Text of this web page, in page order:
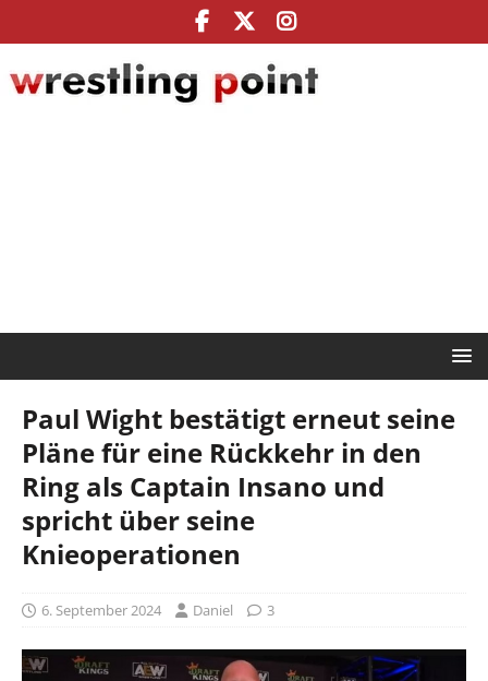
Paul Wight bestätigt erneut seine
Pläne für eine Rückkehr in den
Ring als Captain Insano und
spricht über seine
Knieoperationen
6. September 2024 Daniel 3